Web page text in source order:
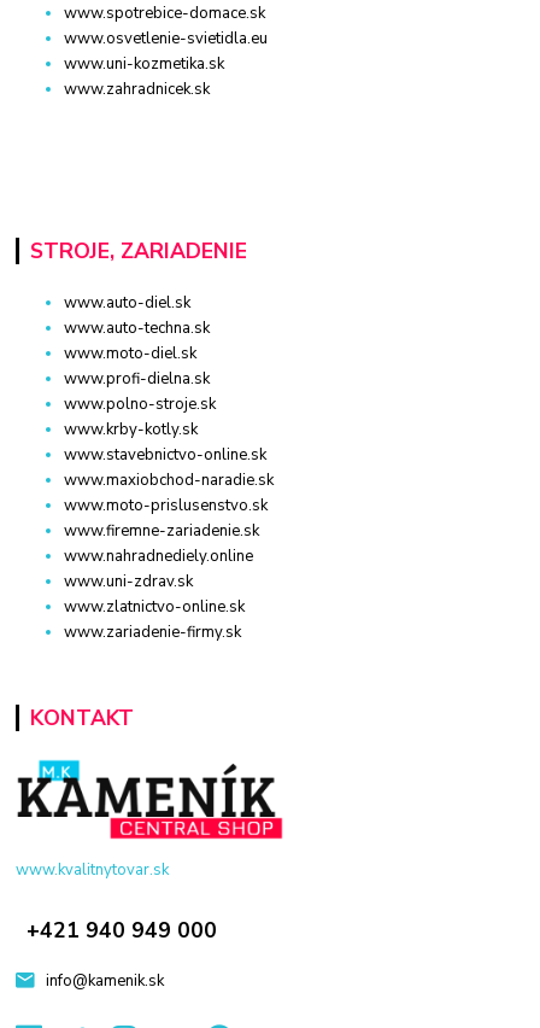
www.spotrebice-domace.sk
www.osvetlenie-svietidla.eu
www.uni-kozmetika.sk
www.zahradnicek.sk
STROJE, ZARIADENIE
www.auto-diel.sk
www.auto-techna.sk
www.moto-diel.sk
www.profi-dielna.sk
www.polno-stroje.sk
www.krby-kotly.sk
www.stavebnictvo-online.sk
www.maxiobchod-naradie.sk
www.moto-prislusenstvo.sk
www.firemne-zariadenie.sk
www.nahradnediely.online
www.uni-zdrav.sk
www.zlatnictvo-online.sk
www.zariadenie-firmy.sk
KONTAKT
www.kvalitnytovar.sk
+421 940 949 000
info@kamenik.sk